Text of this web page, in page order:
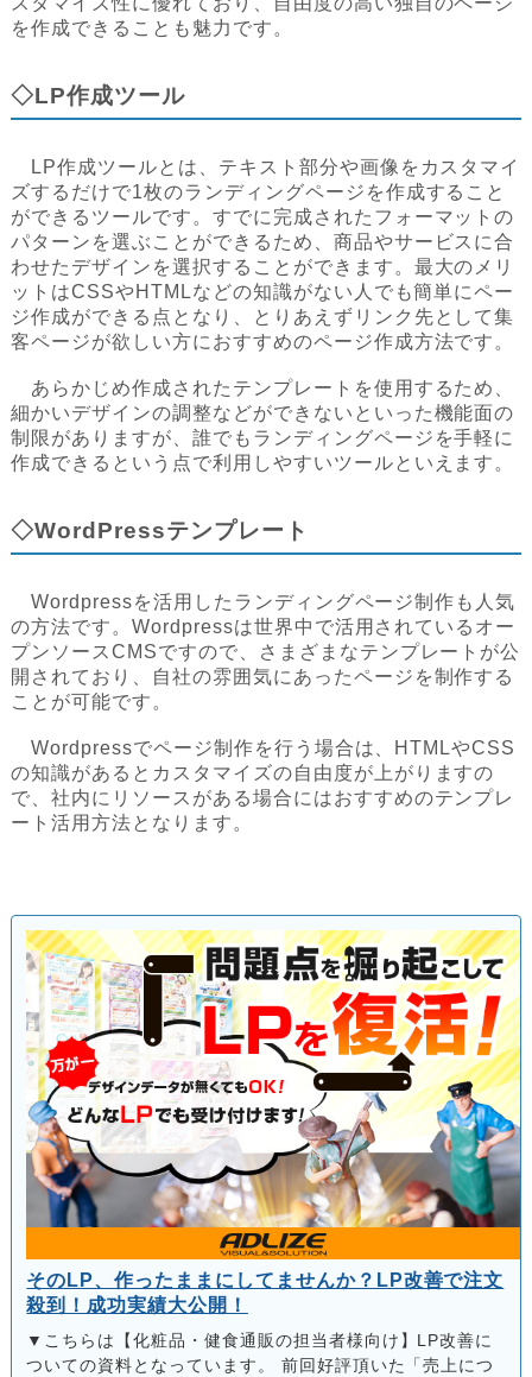
を作成できることも魅力です。
◇LP作成ツール
LP作成ツールとは、テキスト部分や画像をカスタマイ
ズするだけで1枚のランディングページを作成すること
ができるツールです。すでに完成されたフォーマットの
パターンを選ぶことができるため、商品やサービスに合
わせたデザインを選択することができます。最大のメリ
ットはCSSやHTMLなどの知識がない人でも簡単にペー
ジ作成ができる点となり、とりあえずリンク先として集
客ページが欲しい方におすすめのページ作成方法です。
あらかじめ作成されたテンプレートを使用するため、
細かいデザインの調整などができないといった機能面の
制限がありますが、誰でもランディングページを手軽に
作成できるという点で利用しやすいツールといえます。
◇WordPressテンプレート
Wordpressを活用したランディングページ制作も人気
の方法です。Wordpressは世界中で活用されているオー
プンソースCMSですので、さまざまなテンプレートが公
開されており、自社の雰囲気にあったページを制作する
ことが可能です。
Wordpressでページ制作を行う場合は、HTMLやCSS
の知識があるとカスタマイズの自由度が上がりますの
で、社内にリソースがある場合にはおすすめのテンプレ
ート活用方法となります。
そのLP、作ったままにしてませんか？LP改善で注文
殺到！成功実績大公開！
▼こちらは【化粧品・健食通販の担当者様向け】LP改善に
ついての資料となっています。 前回好評頂いた「売上につ